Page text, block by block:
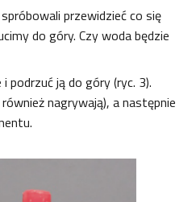
przewidzieć co się
do góry. Czy woda będzie
podrzuć ją do góry (ryc. 3).
nagrywają), a następnie
.